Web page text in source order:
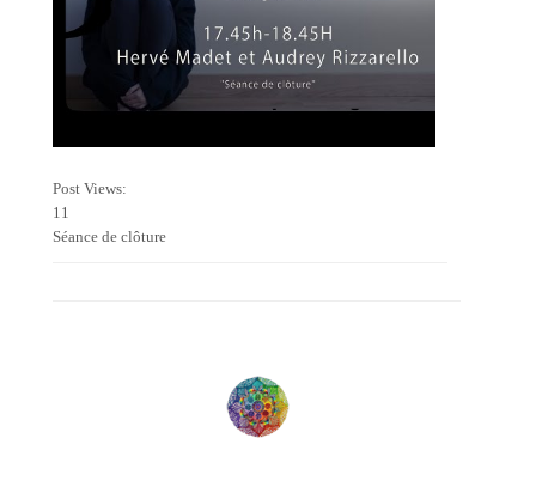
Post Views:
11
Séance de clôture